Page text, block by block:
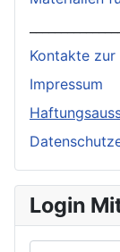
Kontakte zur
Impressum
Login